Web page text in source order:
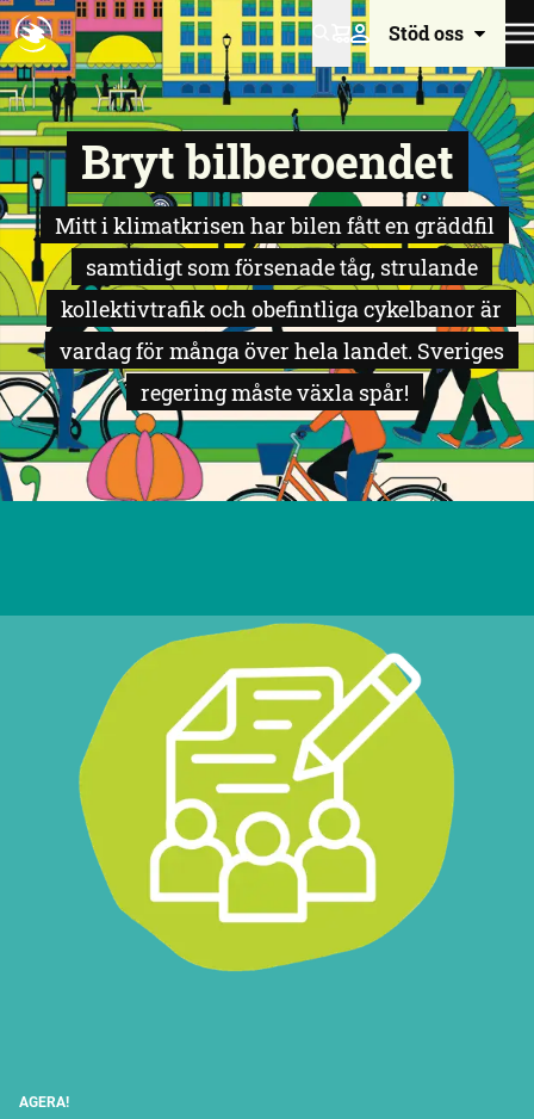
VarukorgStöd oss
Bryt bilberoendet
Mitt i klimatkrisen har bilen fått en gräddfil
samtidigt som försenade tåg, strulande
kollektivtrafik och obefintliga cykelbanor är
vardag för många över hela landet. Sveriges
regering måste växla spår!
AGERA!